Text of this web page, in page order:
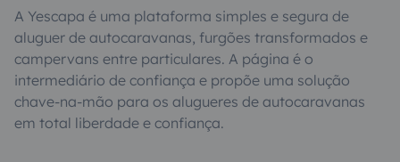
A Yescapa é uma plataforma simples e segura de
aluguer de autocaravanas, furgões transformados e
campervans entre particulares. A página é o
intermediário de confiança e propõe uma solução
chave-na-mão para os alugueres de autocaravanas
em total liberdade e confiança.